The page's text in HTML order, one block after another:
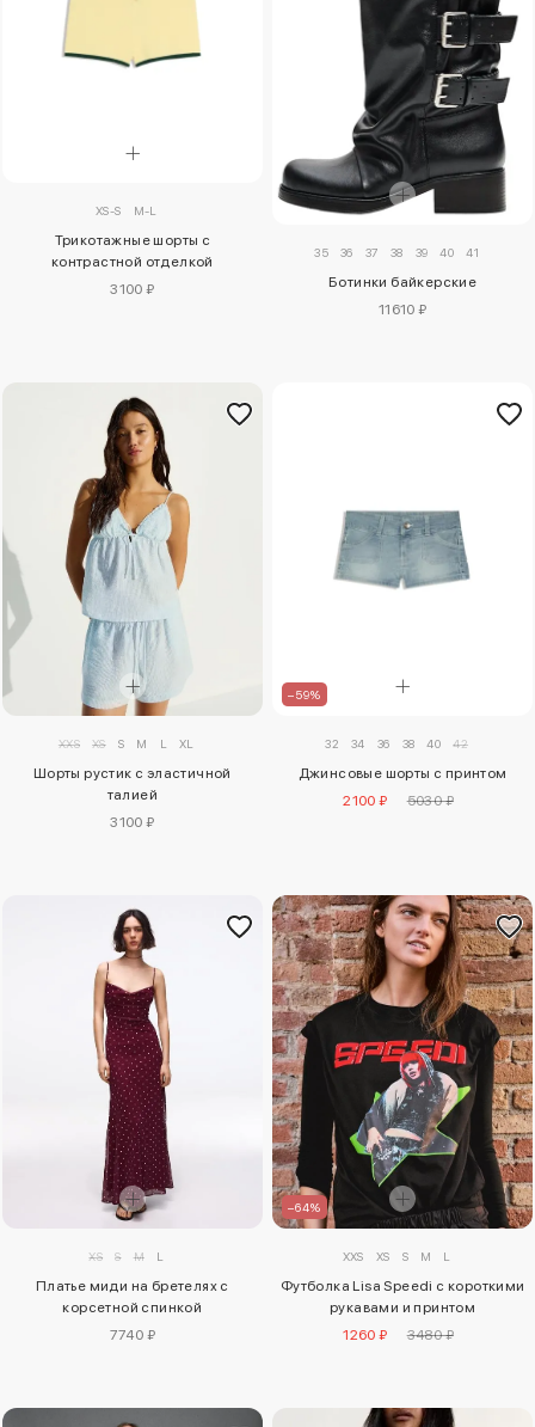
XS-S M-L
Трикотажные шорты с
контрастной отделкой
3100 ₽
35 36 37 38 39 40 41
Ботинки байкерские
11610 ₽
XXS XS S M L XL
Шорты рустик с эластичной
талией
3100 ₽
–59%
32 34 36 38 40 42
Джинсовые шорты с принтом
2100 ₽
5030 ₽
XS S M L
Платье миди на бретелях с
корсетной спинкой
7740 ₽
–64%
XXS XS S M L
Футболка Lisa Speedi с короткими
рукавами и принтом
1260 ₽
3480 ₽